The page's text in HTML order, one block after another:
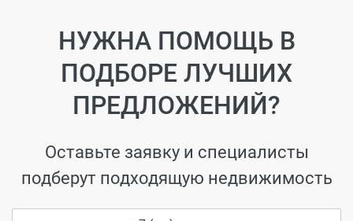
НУЖНА ПОМОЩЬ В
ПОДБОРЕ ЛУЧШИХ
ПРЕДЛОЖЕНИЙ?
Оставьте заявку и специалисты
подберут подходящую недвижимость